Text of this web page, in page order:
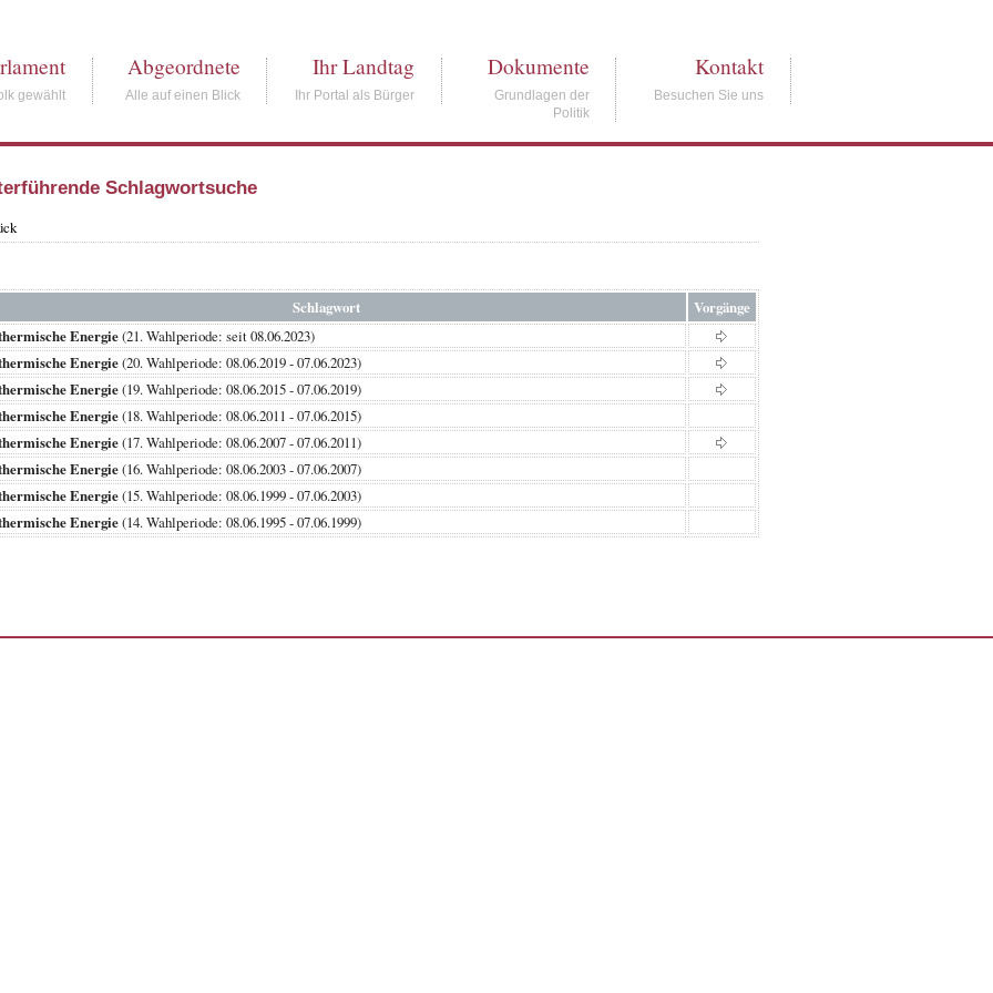
gewählt
Abgeordnete
Alle auf einen Blick
Ihr Landtag
Ihr Portal als Bürger
Dokumente
Grundlagen der
Politik
Kontakt
Besuchen Sie uns
Schlagwortsuche
Schlagwort
Vorgänge
Energie(21. Wahlperiode: seit 08.06.2023)
Energie(20. Wahlperiode: 08.06.2019 - 07.06.2023)
Energie(19. Wahlperiode: 08.06.2015 - 07.06.2019)
Energie(18. Wahlperiode: 08.06.2011 - 07.06.2015)
Energie(17. Wahlperiode: 08.06.2007 - 07.06.2011)
Energie(16. Wahlperiode: 08.06.2003 - 07.06.2007)
Energie(15. Wahlperiode: 08.06.1999 - 07.06.2003)
Energie(14. Wahlperiode: 08.06.1995 - 07.06.1999)